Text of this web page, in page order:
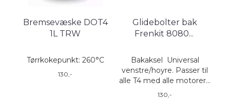
Bremsevæske DOT4
1L TRW
Tørrkokepunkt: 260°C
130,-
Glidebolter bak
Frenkit 8080...
Bakaksel Universal
venstre/hoyre. Passer til
alle T4 med alle motorer...
130,-